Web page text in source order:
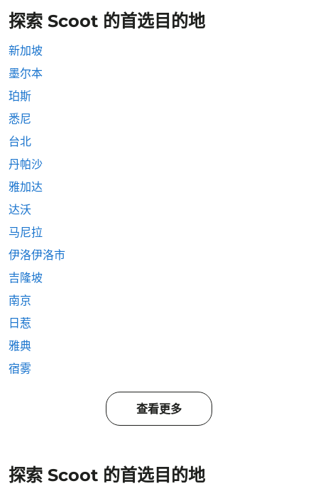
探索 Scoot 的首选目的地
新加坡
墨尔本
珀斯
悉尼
台北
丹帕沙
雅加达
达沃
马尼拉
伊洛伊洛市
吉隆坡
南京
日惹
雅典
宿雾
查看更多
探索 Scoot 的首选目的地